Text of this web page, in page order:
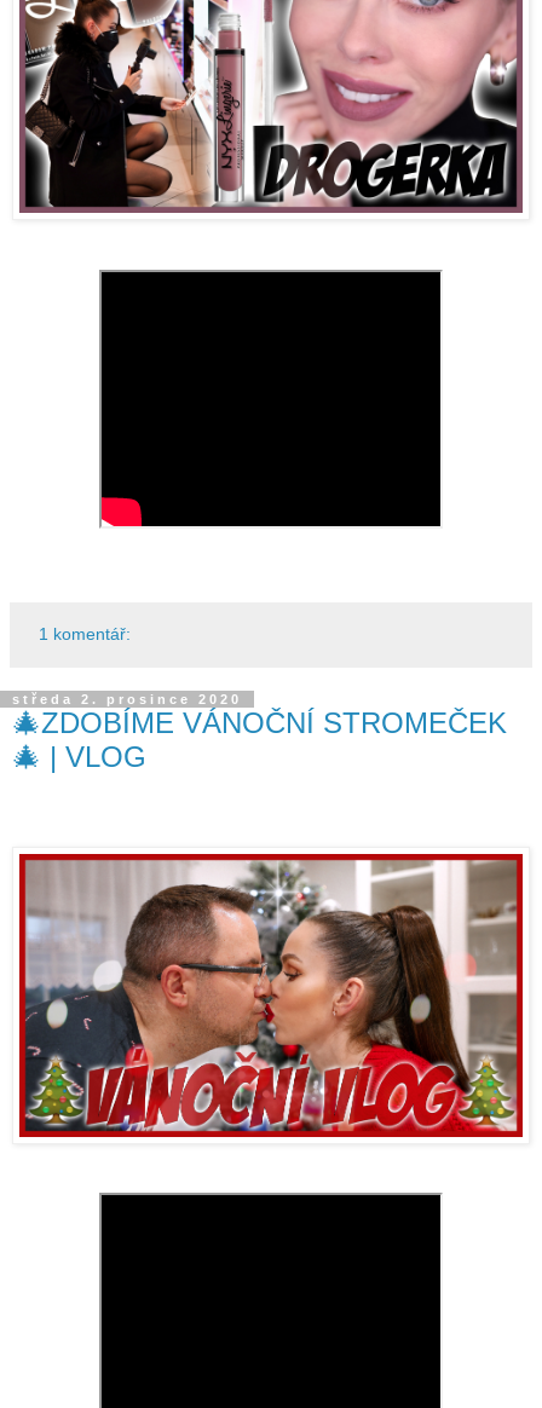
1 komentář:
středa 2. prosince 2020
🎄ZDOBÍME VÁNOČNÍ STROMEČEK
🎄 | VLOG